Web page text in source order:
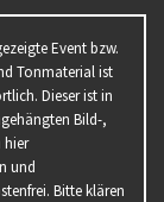
Event bzw.
Tonmaterial ist
Dieser ist in
Bild-,
hier
und
Bitte klären